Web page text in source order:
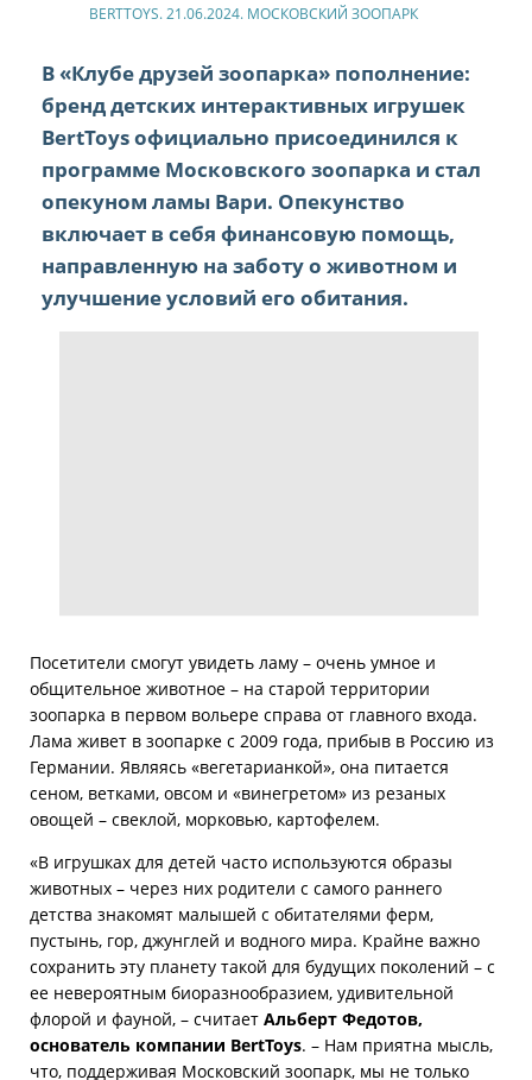
BERTTOYS. 21.06.2024. МОСКОВСКИЙ ЗООПАРК
В «Клубе друзей зоопарка» пополнение:
бренд детских интерактивных игрушек
BertToys официально присоединился к
программе Московского зоопарка и стал
опекуном ламы Вари. Опекунство
включает в себя финансовую помощь,
направленную на заботу о животном и
улучшение условий его обитания.
Посетители смогут увидеть ламу – очень умное и
общительное животное – на старой территории
зоопарка в первом вольере справа от главного входа.
Лама живет в зоопарке с 2009 года, прибыв в Россию из
Германии. Являясь «вегетарианкой», она питается
сеном, ветками, овсом и «винегретом» из резаных
овощей – свеклой, морковью, картофелем.
«В игрушках для детей часто используются образы
животных – через них родители с самого раннего
детства знакомят малышей с обитателями ферм,
пустынь, гор, джунглей и водного мира. Крайне важно
сохранить эту планету такой для будущих поколений – с
ее невероятным биоразнообразием, удивительной
флорой и фауной, – считает Альберт Федотов,
основатель компании BertToys. – Нам приятна мысль,
что, поддерживая Московский зоопарк, мы не только